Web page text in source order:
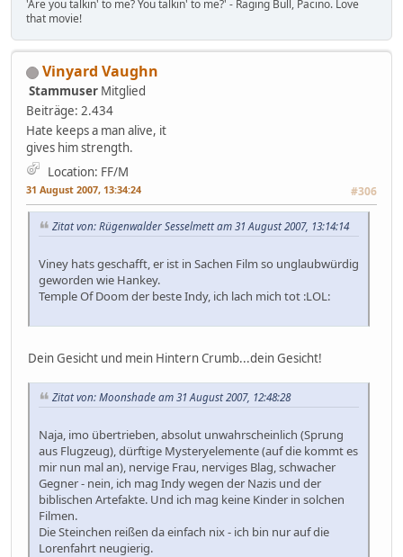
'Are you talkin' to me? You talkin' to me?' - Raging Bull, Pacino. Love
that movie!
Vinyard Vaughn
Stammuser Mitglied
Beiträge: 2.434
Hate keeps a man alive, it
gives him strength.
Location: FF/M
31 August 2007, 13:34:24 #306
Zitat von: Rügenwalder Sesselmett am 31 August 2007, 13:14:14
Viney hats geschafft, er ist in Sachen Film so unglaubwürdig
geworden wie Hankey.
Temple Of Doom der beste Indy, ich lach mich tot :LOL:
Dein Gesicht und mein Hintern Crumb...dein Gesicht!
Zitat von: Moonshade am 31 August 2007, 12:48:28
Naja, imo übertrieben, absolut unwahrscheinlich (Sprung
aus Flugzeug), dürftige Mysteryelemente (auf die kommt es
mir nun mal an), nervige Frau, nerviges Blag, schwacher
Gegner - nein, ich mag Indy wegen der Nazis und der
biblischen Artefakte. Und ich mag keine Kinder in solchen
Filmen.
Die Steinchen reißen da einfach nix - ich bin nur auf die
Lorenfahrt neugierig.